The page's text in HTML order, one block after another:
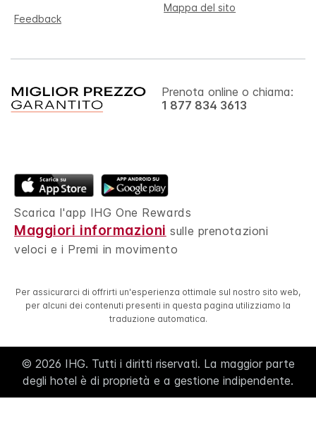
Mappa del sito
Feedback
Prenota online o chiama:
1 877 834 3613
Scarica l'app IHG One Rewards
Maggiori informazioni sulle prenotazioni
veloci e i Premi in movimento
Per assicurarci di offrirti un'esperienza ottimale sul nostro sito web,
per alcuni dei contenuti presenti in questa pagina utilizziamo la
traduzione automatica.
© 2026 IHG. Tutti i diritti riservati. La maggior parte
degli hotel è di proprietà e a gestione indipendente.